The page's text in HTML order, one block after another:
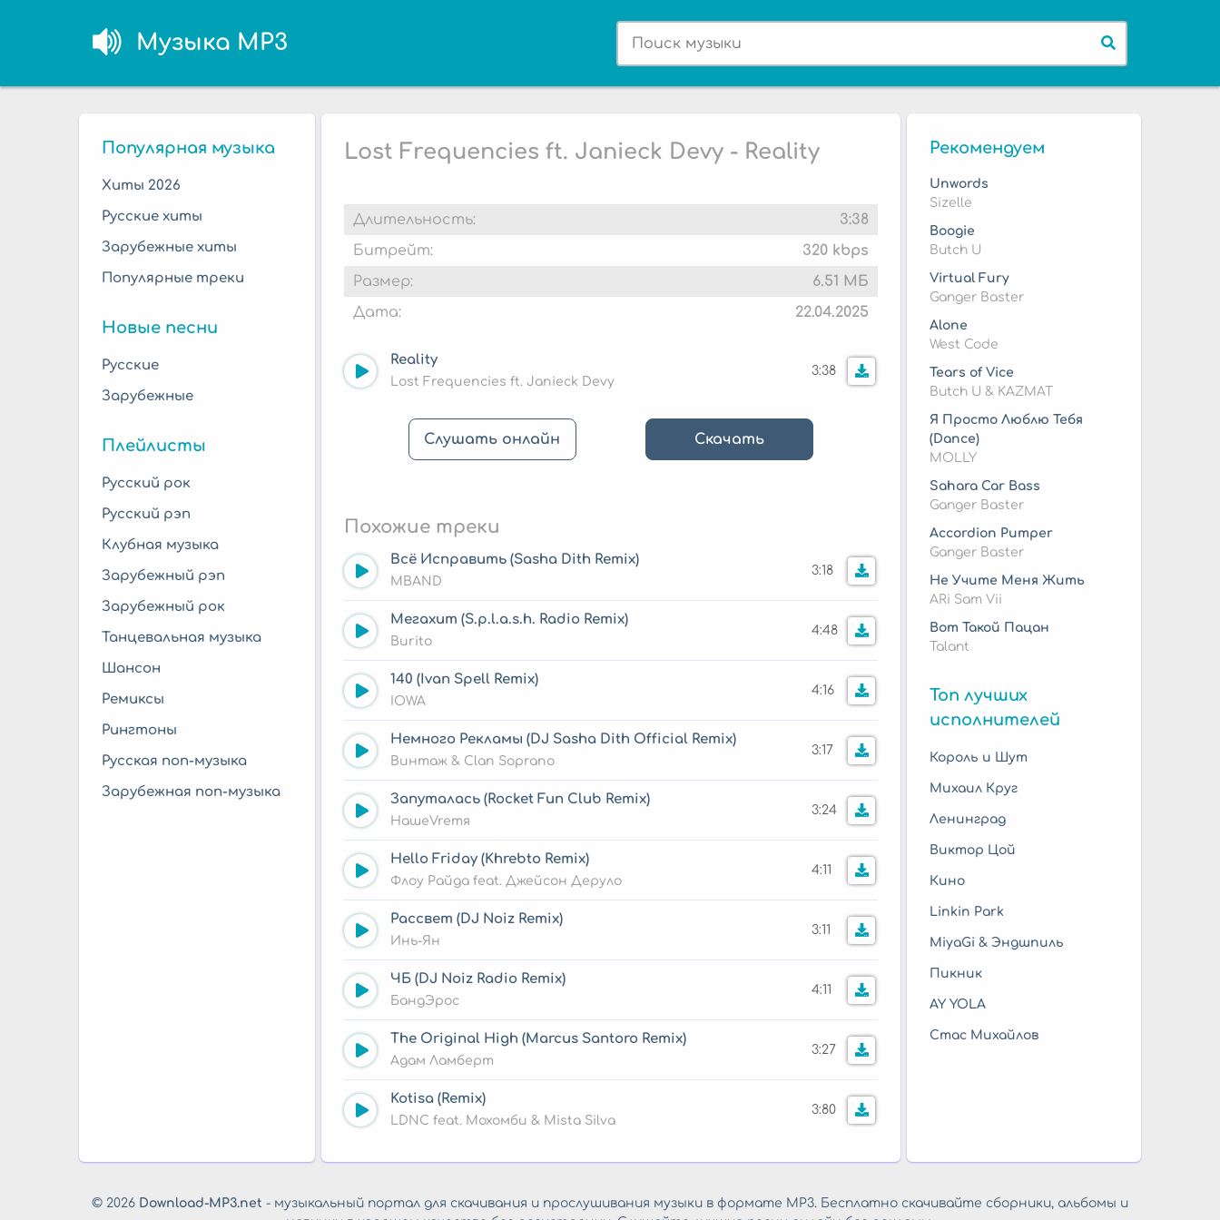
Музыка MP3
Популярная музыка
Хиты 2026
Русские хиты
Зарубежные хиты
Популярные треки
Новые песни
Русские
Зарубежные
Плейлисты
Русский рок
Русский рэп
Клубная музыка
Зарубежный рэп
Зарубежный рок
Танцевальная музыка
Шансон
Ремиксы
Рингтоны
Русская поп-музыка
Зарубежная поп-музыка
Lost Frequencies ft. Janieck Devy - Reality
Длительность:
3:38
Битрейт:
320 kbps
Размер:
6.51 МБ
Дата:
22.04.2025
Reality
Lost Frequencies ft. Janieck Devy
3:38
Слушать онлайн Скачать
Похожие треки
Всё Исправить (Sasha Dith Remix)
MBAND
3:18
Мегахит (S.p.l.a.s.h. Radio Remix)
Burito
4:48
140 (Ivan Spell Remix)
IOWA
4:16
Немного Рекламы (DJ Sasha Dith Official Remix)
Винтаж & Clan Soprano
3:17
Запуталась (Rocket Fun Club Remix)
НашеVremя
3:24
Hello Friday (Khrebto Remix)
Флоу Райда feat. Джейсон Деруло
4:11
Рассвет (DJ Noiz Remix)
Инь-Ян
3:11
ЧБ (DJ Noiz Radio Remix)
БандЭрос
4:11
The Original High (Marcus Santoro Remix)
Адам Ламберт
3:27
Kotisa (Remix)
LDNC feat. Мохомби & Mista Silva
3:80
Рекомендуем
Unwords
Sizelle
Boogie
Butch U
Virtual Fury
Ganger Baster
Alone
West Code
Tears of Vice
Butch U & KAZMAT
Я Просто Люблю Тебя
(Dance)
MOLLY
Sahara Car Bass
Ganger Baster
Accordion Pumper
Ganger Baster
Не Учите Меня Жить
ARi Sam Vii
Вот Такой Пацан
Talant
Топ лучших
исполнителей
Король и Шут
Михаил Круг
Ленинград
Виктор Цой
Кино
Linkin Park
MiyaGi & Эндшпиль
Пикник
AY YOLA
Стас Михайлов
© 2026 Download-MP3.net - музыкальный портал для скачивания и прослушивания музыки в формате MP3. Бесплатно скачивайте сборники, альбомы и